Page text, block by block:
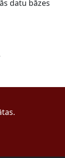
datu bāzes